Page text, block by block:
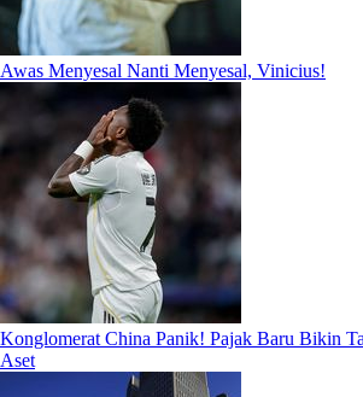
Awas Menyesal Nanti Menyesal, Vinicius!
Konglomerat China Panik! Pajak Baru Bikin
Aset